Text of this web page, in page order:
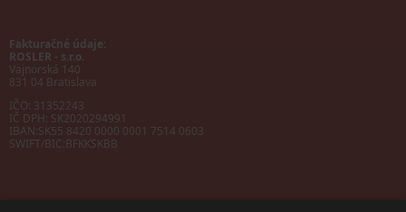
Fakturačné údaje:
ROSLER - s.r.o.
Vajnorská 140
831 04 Bratislava
IČO: 31352243
IČ DPH: SK2020294991
IBAN:SK55 8420 0000 0001 7514 0603
SWIFT/BIC:BFKKSKBB